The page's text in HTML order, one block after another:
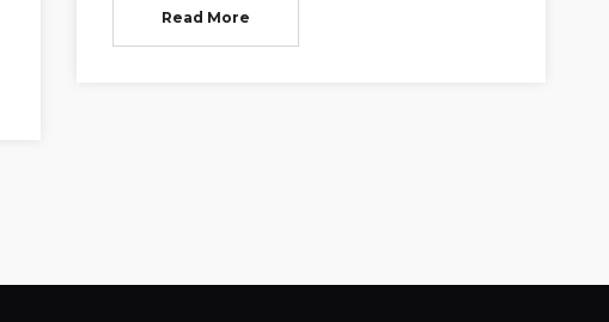
Read More